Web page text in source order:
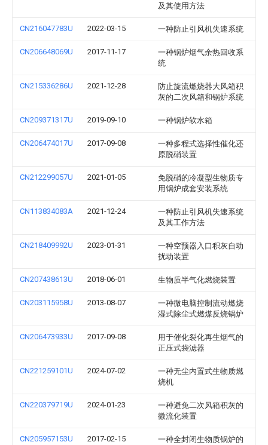
及其使用方法
CN216047783U 2022-03-15 一种防止引风机失速系统
CN206648069U 2017-11-17
一种锅炉烟气余热回收系
统
CN215336286U 2021-12-28
防止旋流燃烧器大风箱积
灰的二次风箱和锅炉系统
CN209371317U 2019-09-10 一种锅炉软水箱
CN206474017U 2017-09-08
一种多程式选择性催化还
原脱硝装置
CN212299057U 2021-01-05
免脱硝的冷凝型生物质专
用锅炉成套安装系统
CN113834083A 2021-12-24
一种防止引风机失速系统
及其工作方法
CN218409992U 2023-01-31
一种空预器入口积灰自动
扰动装置
CN207438613U 2018-06-01 生物质半气化燃烧装置
CN203115958U 2013-08-07
一种微电脑控制流动燃烧
湿式除尘式燃煤反烧锅炉
CN206473933U 2017-09-08
用于催化裂化再生烟气的
正压式袋滤器
CN221259101U 2024-07-02
一种无尘内置式生物质燃
烧机
CN220379719U 2024-01-23
一种避免二次风箱积灰的
微流化装置
CN205957153U 2017-02-15
一种全封闭生物质锅炉的